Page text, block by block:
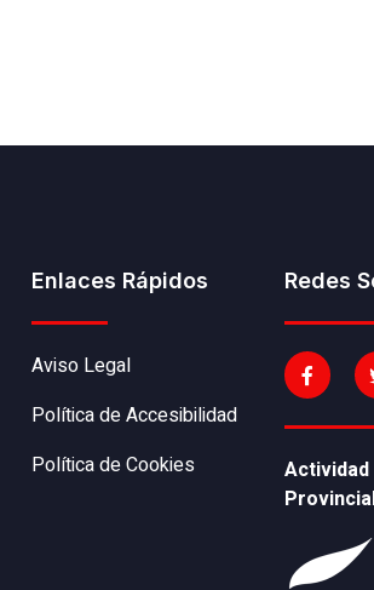
Enlaces Rápidos
Aviso Legal
Política de Accesibilidad
Política de Cookies
Redes